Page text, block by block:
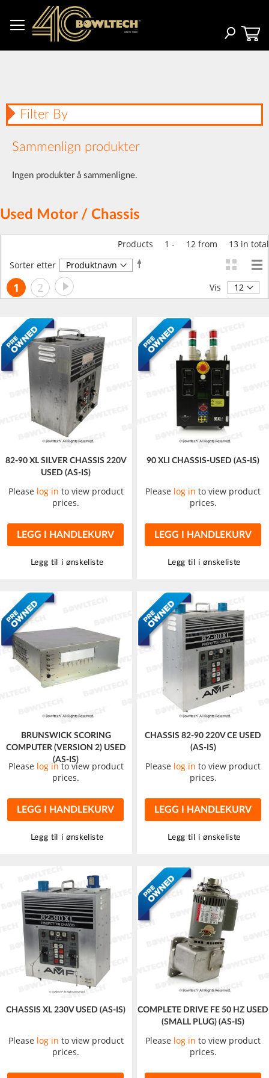
innhold
Søk
Used Motor / Chassis
Products 1 - 12 from 13 in total
Sorter etter
Angi
Side
You're
reading
page
1 Side
2 Side
Neste Vis
82-90 XL SILVER CHASSIS 220V
USED (AS-IS)
Please log in to view product
prices.
LEGG I HANDLEKURV
Legg til i ønskeliste
90 XLI CHASSIS-USED (AS-IS)
Please log in to view product
prices.
LEGG I HANDLEKURV
Legg til i ønskeliste
BRUNSWICK SCORING
COMPUTER (VERSION 2) USED
(AS-IS)
Please log into view product
prices.
LEGG I HANDLEKURV
Legg til i ønskeliste
CHASSIS 82-90 220V CE USED
(AS-IS)
Please log in to view product
prices.
LEGG I HANDLEKURV
Legg til i ønskeliste
CHASSIS XL 230V USED (AS-IS)
Please log in to view product
prices.
COMPLETE DRIVE FE 50 HZ USED
(SMALL PLUG) (AS-IS)
Please log in to view product
prices.
Filter By
Sammenlign produkter
Ingen produkter å sammenligne.